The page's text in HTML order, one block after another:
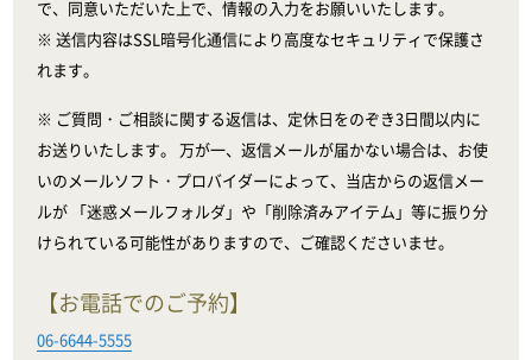
で、同意いただいた上で、情報の入力をお願いいたします。
※ 送信内容はSSL暗号化通信により高度なセキュリティで保護さ
れます。
※ ご質問・ご相談に関する返信は、定休日をのぞき3日間以内に
お送りいたします。 万が一、返信メールが届かない場合は、お使
いのメールソフト・プロバイダーによって、当店からの返信メー
ルが 「迷惑メールフォルダ」や「削除済みアイテム」等に振り分
けられている可能性がありますので、ご確認くださいませ。
【お電話でのご予約】
06-6644-5555